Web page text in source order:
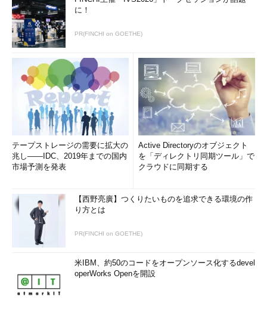
に！
PR(FINCHI on GOETHE)
テープストレージの需要に拡大の
兆し――IDC、2019年までの国内
市場予測を発表
Active Directoryのオブジェクト
を「ディレクトリ同期ツール」で
クラウドに同期する
【西野亮廣】つくりたいものを追求できる環境の作
り方とは
PR(FINCHI on GOETHE)
米IBM、約50のコードをオープンソース化するdevel
operWorks Openを開設